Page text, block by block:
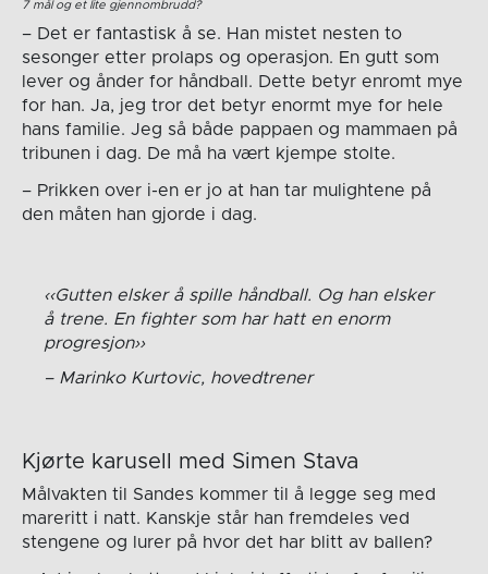
7 mål og et lite gjennombrudd?
– Det er fantastisk å se. Han mistet nesten to
sesonger etter prolaps og operasjon. En gutt som
lever og ånder for håndball. Dette betyr enromt mye
for han. Ja, jeg tror det betyr enormt mye for hele
hans familie. Jeg så både pappaen og mammaen på
tribunen i dag. De må ha vært kjempe stolte.
– Prikken over i-en er jo at han tar mulightene på
den måten han gjorde i dag.
Gutten elsker å spille håndball. Og han elsker
å trene. En fighter som har hatt en enorm
progresjon
Marinko Kurtovic, hovedtrener
Kjørte karusell med Simen Stava
Målvakten til Sandes kommer til å legge seg med
mareritt i natt. Kanskje står han fremdeles ved
stengene og lurer på hvor det har blitt av ballen?